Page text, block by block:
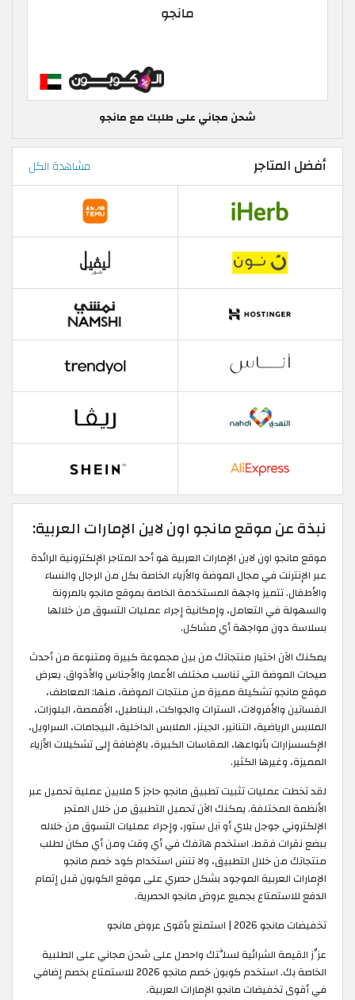
شحن مجاني على طلبك مع مانجو
أفضل المتاجر مشاهدة الكل
نبذة عن موقع مانجو اون لاين الإمارات العربية:
موقع مانجو اون لاين الإمارات العربية هو أحد المتاجر الإلكترونية الرائدة
عبر الإنترنت في مجال الموضة والأزياء الخاصة بكل من الرجال والنساء
والأطفال. تتميز واجهة المستخدمة الخاصة بموقع مانجو بالمرونة
والسهولة في التعامل، وإمكانية إجراء عمليات التسوق من خلالها
بسلاسة دون مواجهة أي مشاكل.
يمكنك الآن اختيار منتجاتك من بين مجموعة كبيرة ومتنوعة من أحدث
صيحات الموضة التي تناسب مختلف الأعمار والأجناس والأذواق. يعرض
موقع مانجو تشكيلة مميزة من منتجات الموضة، منها: المعاطف،
الفساتين والأفرولات، السترات والجواكت، البناطيل، الأقمصة، البلوزات،
الملابس الرياضية، التنانير، الجينز، الملابس الداخلية، البيجامات، السراويل،
الإكسسزارات بأنواعها، المقاسات الكبيرة، بالإضافة إلى تشكيلات الأزياء
المميزة، وغيرها الكثير.
لقد تخطت عمليات تثبيت تطبيق مانجو حاجز 5 ملايين عملية تحميل عبر
الأنظمة المختلفة. يمكنك الآن تحميل التطبيق من خلال المتجر
الإلكتروني جوجل بلاي أو آبل ستور، وإجراء عمليات التسوق من خلاله
ببضع نقرات فقط. استخدم هاتفك في أي وقت ومن أي مكان لطلب
منتجاتك من خلال التطبيق، ولا تنسَ استخدام كود خصم مانجو
الإمارات العربية الموجود بشكل حصري على موقع الكوبون قبل إتمام
الدفع للاستمتاع بجميع عروض مانجو الحصرية.
تخفيضات مانجو 2026 | استمتع بأقوى عروض مانجو
عزِّز القيمة الشرائية لسلَّتك واحصل على شحن مجاني على الطلبية
الخاصة بك. استخدم كوبون خصم مانجو 2026 للاستمتاع بخصم إضافي
في أقوى تخفيضات مانجو الإمارات العربية.